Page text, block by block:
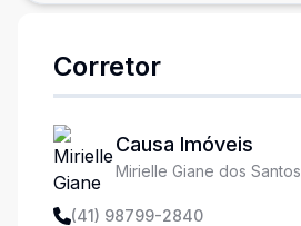
Corretor
Causa Imóveis
Mirielle Giane dos Santos
(41) 98799-2840